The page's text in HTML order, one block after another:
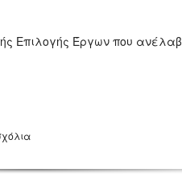
Επιλογής Έργων που